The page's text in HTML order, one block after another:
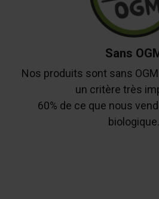
Sans
Nos produits sont sans
un critère très
60% de ce que nous
biologique.